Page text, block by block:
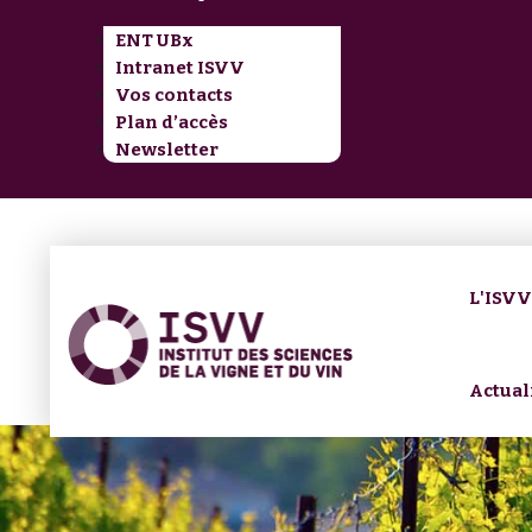
ENT UBx
Intranet ISVV
Vos contacts
Plan d’accès
Newsletter
L'ISVV